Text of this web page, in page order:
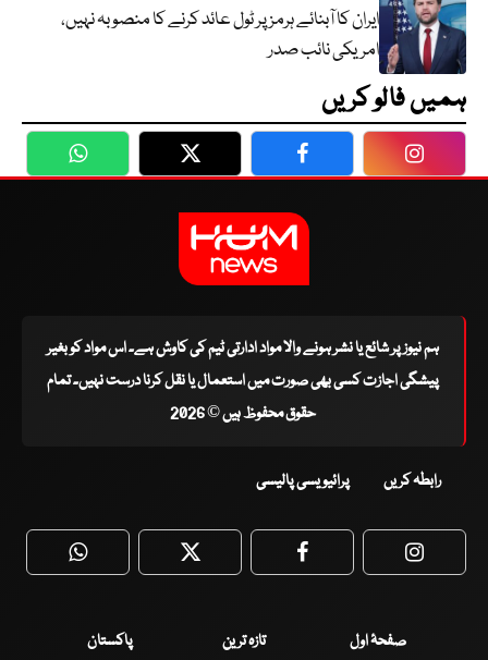
ایران کا آبنائے ہرمز پر ٹول عائد کرنے کا منصوبہ نہیں،
امریکی نائب صدر
ہمیں فالو کریں
WhatsApp Twitter Facebook
ہم نیوز پر شائع یا نشر ہونے والا مواد ادارتی ٹیم کی کاوش ہے۔ اس مواد کو بغیر
پیشگی اجازت کسی بھی صورت میں استعمال یا نقل کرنا درست نہیں۔ تمام
حقوق محفوظ ہیں © 2026
رابطہ کریں پرائیویسی پالیسی
WhatsApp Twitter Facebook
صفحۂ اول تازہ ترین پاکستان